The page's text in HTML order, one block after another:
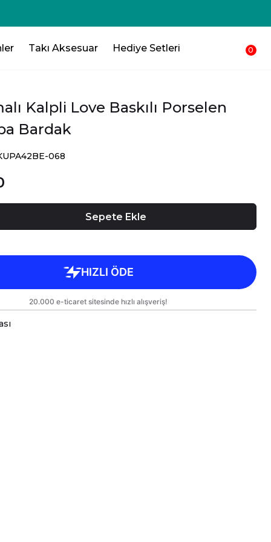
💸 Sepetinden düşsün !!!💸
Takı Aksesuar Hediye Setleri 0
Kalpli Love Baskılı Porselen
Bardak
068
Sepete Ekle